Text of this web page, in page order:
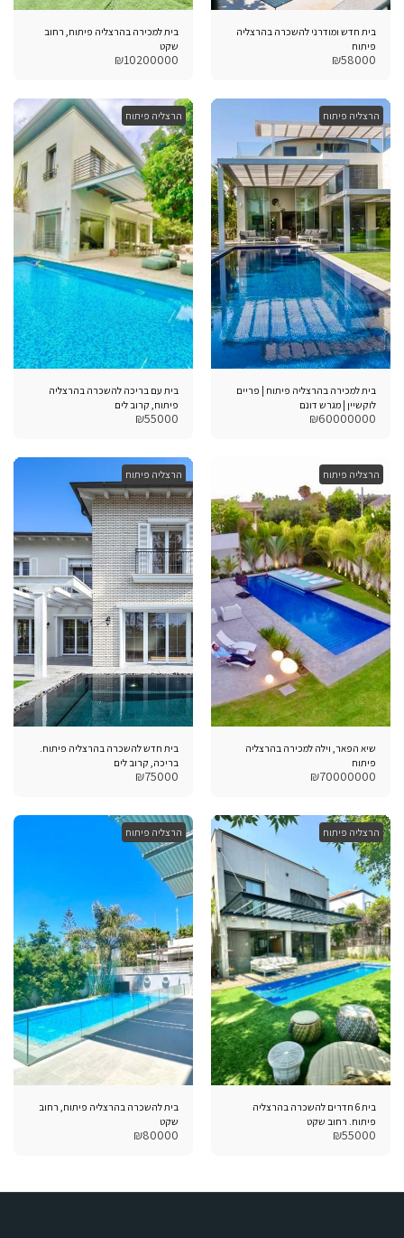
בית חדש ומודרני להשכרה בהרצליה
פיתוח
₪58000
בית למכירה בהרצליה פיתוח, רחוב
שקט
₪10200000
הרצליה פיתוח
בית למכירה בהרצליה פיתוח | פריים
לוקשיין | מגרש דונם
₪60000000
הרצליה פיתוח
בית עם בריכה להשכרה בהרצליה
פיתוח, קרוב לים
₪55000
הרצליה פיתוח
שיא הפאר, וילה למכירה בהרצליה
פיתוח
₪70000000
הרצליה פיתוח
בית חדש להשכרה בהרצליה פיתוח.
בריכה, קרוב לים
₪75000
הרצליה פיתוח
בית 6 חדרים להשכרה בהרצליה
פיתוח. רחוב שקט
₪55000
הרצליה פיתוח
בית להשכרה בהרצליה פיתוח, רחוב
שקט
₪80000